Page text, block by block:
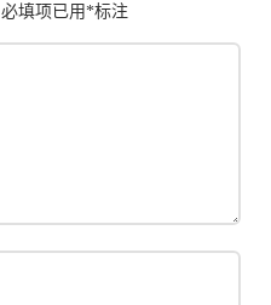
必填项已用*标注